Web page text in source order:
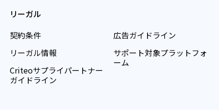
リーガル
契約条件
リーガル情報
Criteoサプライパートナー
ガイドライン
広告ガイドライン
サポート対象プラットフォ
ーム